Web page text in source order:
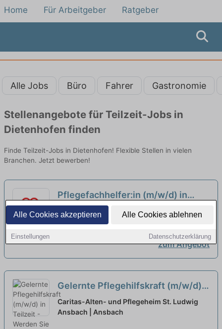
Alle Cookies akzeptieren Alle Cookies ablehnen
Einstellungen Datenschutzerklärung
Home Für Arbeitgeber Ratgeber
Alle Jobs Büro Fahrer Gastronomie
Stellenangebote für Teilzeit-Jobs in
Dietenhofen finden
Finde Teilzeit-Jobs in Dietenhofen! Flexible Stellen in vielen
Branchen. Jetzt bewerben!
Pflegefachhelfer:in (m/w/d) in
Teilzeit (20 bis 30 Std./Woche) -
Teamplayer:in mit Herz gesucht!
AWO Sozialzentrum Markt Erlbach | Markt
Erlbach
zum Angebot
Gelernte Pflegehilfskraft (m/w/d)
in Teilzeit - Werden Sie Teil
unseres Teams!
Caritas-Alten- und Pflegeheim St. Ludwig
Ansbach | Ansbach